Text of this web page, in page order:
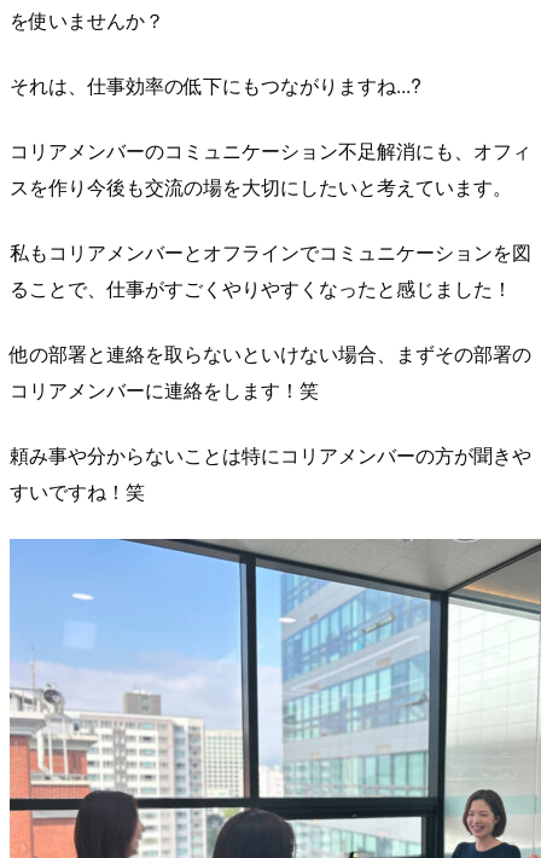
を使いませんか？
それは、仕事効率の低下にもつながりますね...?
コリアメンバーのコミュニケーション不足解消にも、オフィ
スを作り今後も交流の場を大切にしたいと考えています。
私もコリアメンバーとオフラインでコミュニケーションを図
ることで、仕事がすごくやりやすくなったと感じました！
他の部署と連絡を取らないといけない場合、まずその部署の
コリアメンバーに連絡をします！笑
頼み事や分からないことは特にコリアメンバーの方が聞きや
すいですね！笑